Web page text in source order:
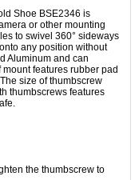
Shoe BSE2346 is
or other mounting
to swivel 360° sideways
any position without
Aluminum and can
mount features rubber pad
size of thumbscrew
thumbscrews features
the thumbscrew to